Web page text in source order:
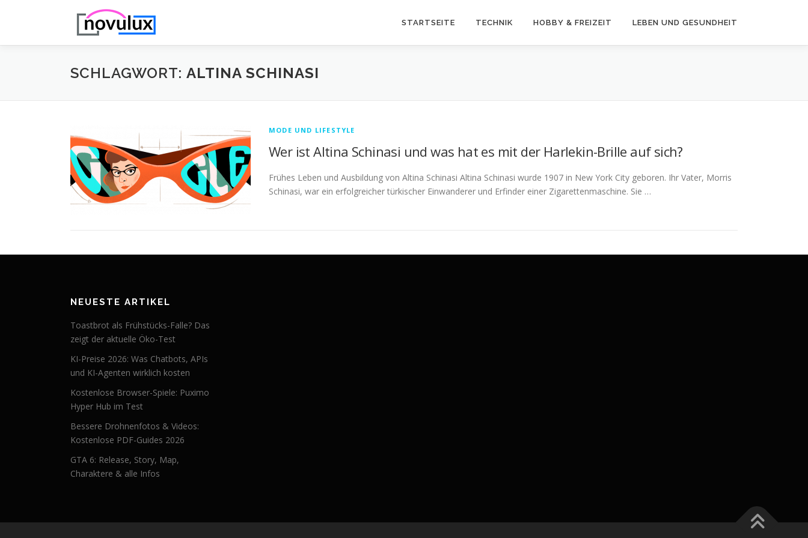
STARTSEITE TECHNIK HOBBY & FREIZEIT LEBEN UND GESUNDHEIT
SCHLAGWORT: ALTINA SCHINASI
MODE UND LIFESTYLE
Wer ist Altina Schinasi und was hat es mit der Harlekin-Brille auf sich?
Frühes Leben und Ausbildung von Altina Schinasi Altina Schinasi wurde 1907 in New York City geboren. Ihr Vater, Morris
Schinasi, war ein erfolgreicher türkischer Einwanderer und Erfinder einer Zigarettenmaschine. Sie …
NEUESTE ARTIKEL
Toastbrot als Frühstücks-Falle? Das
zeigt der aktuelle Öko-Test
KI-Preise 2026: Was Chatbots, APIs
und KI-Agenten wirklich kosten
Kostenlose Browser-Spiele: Puximo
Hyper Hub im Test
Bessere Drohnenfotos & Videos:
Kostenlose PDF-Guides 2026
GTA 6: Release, Story, Map,
Charaktere & alle Infos